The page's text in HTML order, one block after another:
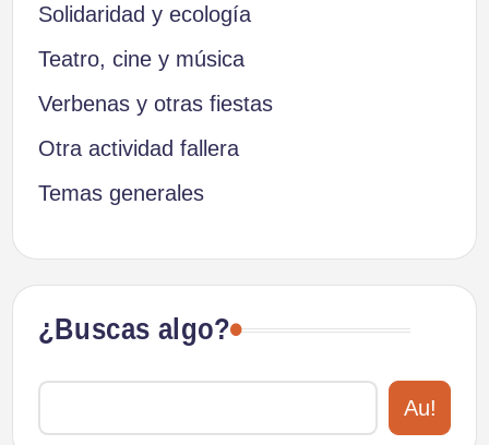
Solidaridad y ecología
Teatro, cine y música
Verbenas y otras fiestas
Otra actividad fallera
Temas generales
¿Buscas algo?
Au!